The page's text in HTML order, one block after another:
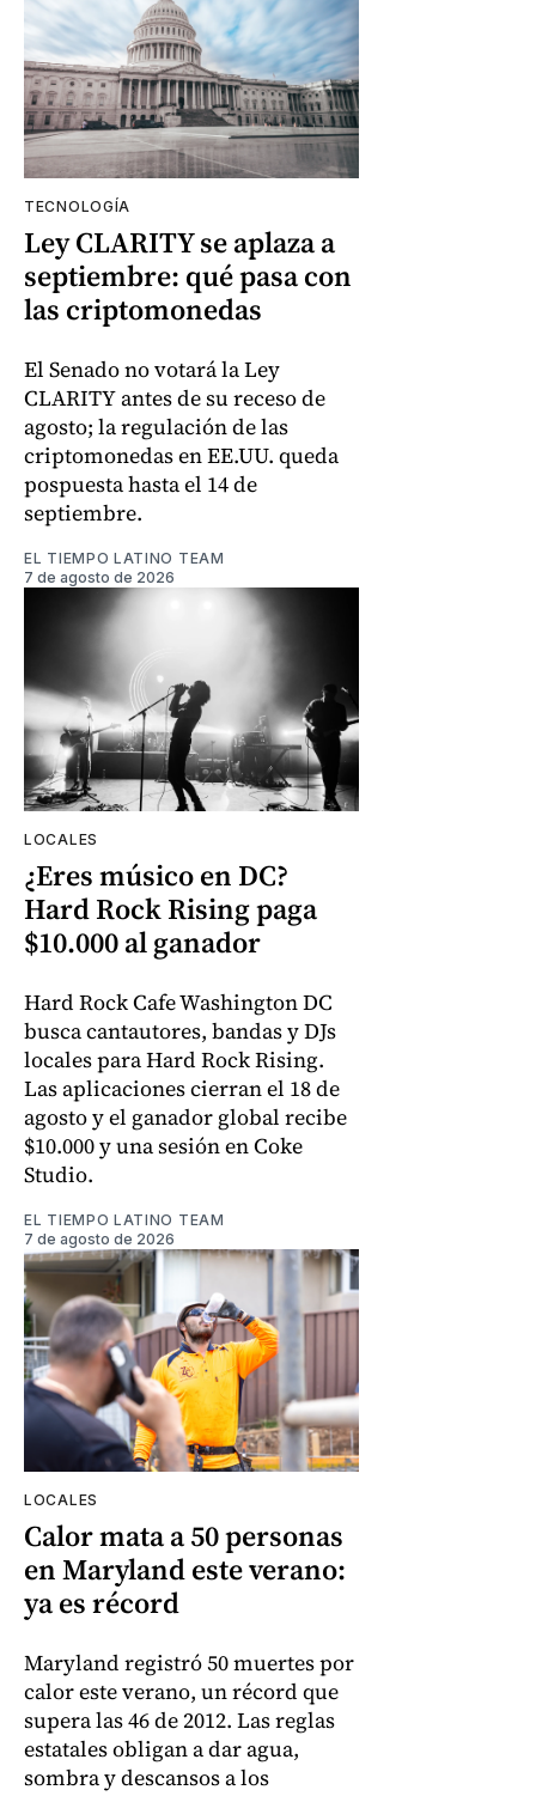
TECNOLOGÍA
Ley CLARITY se aplaza a
septiembre: qué pasa con
las criptomonedas
El Senado no votará la Ley
CLARITY antes de su receso de
agosto; la regulación de las
criptomonedas en EE.UU. queda
pospuesta hasta el 14 de
septiembre.
EL TIEMPO LATINO TEAM
7 de agosto de 2026
LOCALES
¿Eres músico en DC?
Hard Rock Rising paga
$10.000 al ganador
Hard Rock Cafe Washington DC
busca cantautores, bandas y DJs
locales para Hard Rock Rising.
Las aplicaciones cierran el 18 de
agosto y el ganador global recibe
$10.000 y una sesión en Coke
Studio.
EL TIEMPO LATINO TEAM
7 de agosto de 2026
LOCALES
Calor mata a 50 personas
en Maryland este verano:
ya es récord
Maryland registró 50 muertes por
calor este verano, un récord que
supera las 46 de 2012. Las reglas
estatales obligan a dar agua,
sombra y descansos a los